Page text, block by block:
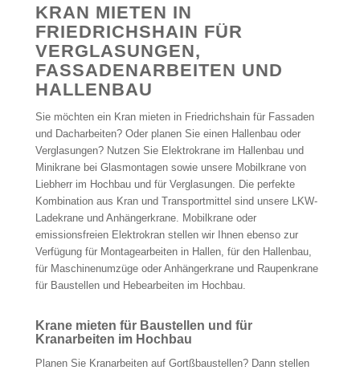
KRAN MIETEN IN
FRIEDRICHSHAIN FÜR
VERGLASUNGEN,
FASSADENARBEITEN UND
HALLENBAU
Sie möchten ein Kran mieten in Friedrichshain für Fassaden
und Dacharbeiten? Oder planen Sie einen Hallenbau oder
Verglasungen? Nutzen Sie Elektrokrane im Hallenbau und
Minikrane bei Glasmontagen sowie unsere Mobilkrane von
Liebherr im Hochbau und für Verglasungen. Die perfekte
Kombination aus Kran und Transportmittel sind unsere LKW-
Ladekrane und Anhängerkrane. Mobilkrane oder
emissionsfreien Elektrokran stellen wir Ihnen ebenso zur
Verfügung für Montagearbeiten in Hallen, für den Hallenbau,
für Maschinenumzüge oder Anhängerkrane und Raupenkrane
für Baustellen und Hebearbeiten im Hochbau.
Krane mieten für Baustellen und für
Kranarbeiten im Hochbau
Planen Sie Kranarbeiten auf Gortßbaustellen? Dann stellen